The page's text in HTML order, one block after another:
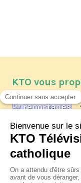
KTO vous